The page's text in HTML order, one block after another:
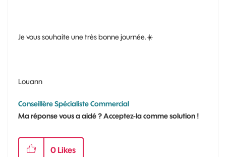
Je vous souhaite une très bonne journée.☀️
Louann
Conseillère Spécialiste Commercial
Ma réponse vous a aidé ? Acceptez-la comme solution !
0 Likes